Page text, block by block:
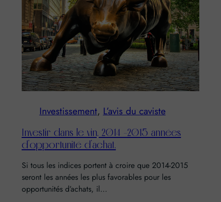
Investissement, L’avis du caviste
Investir dans le vin, 2014 -2015 années
d’opportunité d’achat.
Si tous les indices portent à croire que 2014-2015
seront les années les plus favorables pour les
opportunités d’achats, il…